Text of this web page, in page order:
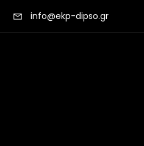
info@ekp-dipso.gr